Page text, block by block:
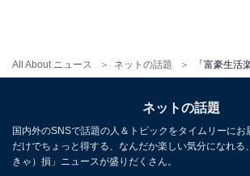
All About ニュース ネットの話題
ネットの話題
国内外のSNSで話題の人＆トピックをタイムリーにお
だけでちょっと得する、なんだか楽しい気分になれる
きゃ）損」ニュースが盛りだくさん。